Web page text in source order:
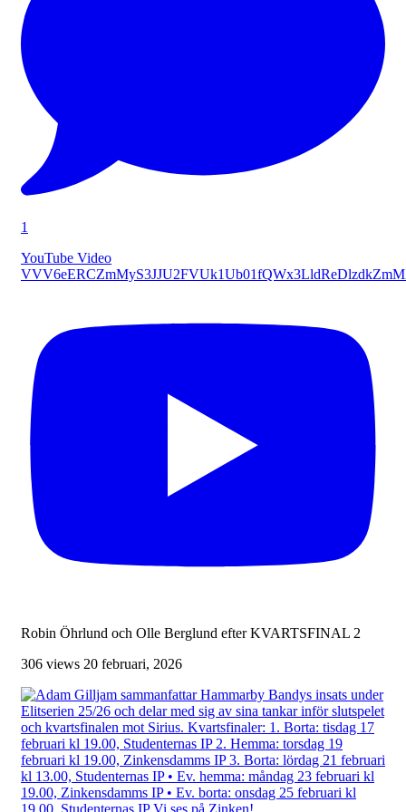
1
YouTube Video
Robin Öhrlund och Olle Berglund efter KVARTSFINAL 2
306 views 20 februari, 2026